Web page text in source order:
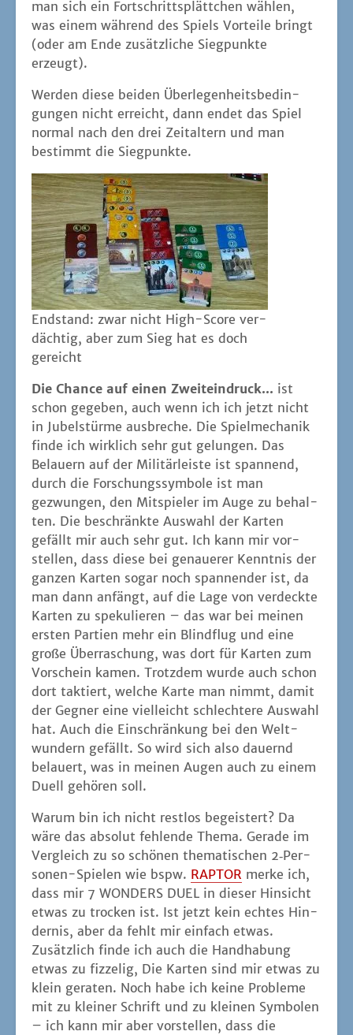
man sich ein Fort­schritts­plätt­chen wäh­len,
was einem wäh­rend des Spiels Vor­tei­le bringt
(oder am Ende zusätz­li­che Sieg­punk­te
erzeugt).
Wer­den die­se bei­den Über­le­gen­heits­be­din­
gun­gen nicht erreicht, dann endet das Spiel
nor­mal nach den drei Zeit­al­tern und man
bestimmt die Siegpunkte.
End­stand: zwar nicht High-Score ver­
däch­tig, aber zum Sieg hat es doch
gereicht
Die Chan­ce auf einen Zweit­ein­druck... ist
schon gege­ben, auch wenn ich ich jetzt nicht
in Jubel­stür­me aus­bre­che. Die Spiel­me­cha­nik
fin­de ich wirk­lich sehr gut gelun­gen. Das
Belau­ern auf der Mili­tär­leis­te ist span­nend,
durch die For­schungs­sym­bo­le ist man
gezwun­gen, den Mit­spie­ler im Auge zu behal­
ten. Die beschränk­te Aus­wahl der Kar­ten
gefällt mir auch sehr gut. Ich kann mir vor­
stel­len, dass die­se bei genaue­rer Kennt­nis der
gan­zen Kar­ten sogar noch span­nen­der ist, da
man dann anfängt, auf die Lage von ver­deck­te
Kar­ten zu spe­ku­lie­ren – das war bei mei­nen
ers­ten Par­tien mehr ein Blind­flug und eine
gro­ße Über­ra­schung, was dort für Kar­ten zum
Vor­schein kamen. Trotz­dem wur­de auch schon
dort tak­tiert, wel­che Kar­te man nimmt, damit
der Geg­ner eine viel­leicht schlech­te­re Aus­wahl
hat. Auch die Ein­schrän­kung bei den Welt­
wun­dern gefällt. So wird sich also dau­ernd
belau­ert, was in mei­nen Augen auch zu einem
Duell gehö­ren soll.
War­um bin ich nicht rest­los begeis­tert? Da
wäre das abso­lut feh­len­de The­ma. Gera­de im
Ver­gleich zu so schö­nen the­ma­ti­schen 2‑Per­
so­nen-Spie­len wie bspw. RAPTOR mer­ke ich,
dass mir 7 WONDERS DUEL in die­ser Hin­sicht
etwas zu tro­cken ist. Ist jetzt kein ech­tes Hin­
der­nis, aber da fehlt mir ein­fach etwas.
Zusätz­lich fin­de ich auch die Hand­ha­bung
etwas zu fiz­ze­lig, Die Kar­ten sind mir etwas zu
klein gera­ten. Noch habe ich kei­ne Pro­ble­me
mit zu klei­ner Schrift und zu klei­nen Sym­bo­len
– ich kann mir aber vor­stel­len, dass die